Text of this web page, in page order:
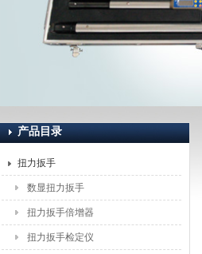
产品目录
扭力扳手
数显扭力扳手
扭力扳手倍增器
扭力扳手检定仪